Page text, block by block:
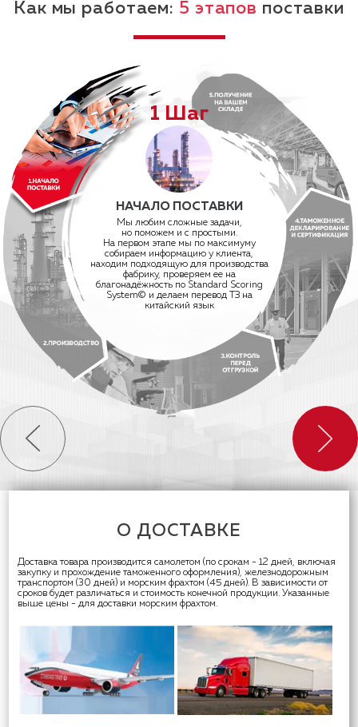
Как мы работаем: 5 этапов поставки
1 Шаг
НАЧАЛО ПОСТАВКИ
Мы любим сложные задачи,
но поможем и с простыми.
На первом этапе мы по максимуму
собираем информацию у клиента,
находим подходящую для производства
фабрику, проверяем ее на
благонадёжность по Standard Scoring
System© и делаем перевод ТЗ на
китайский язык
О ДОСТАВКЕ
Доставка товара производится самолетом (по срокам - 12 дней, включая
закупку и прохождение таможенного оформления), железнодорожным
транспортом (30 дней) и морским фрахтом (45 дней). В зависимости от
сроков будет различаться и стоимость конечной продукции. Указанные
выше цены - для доставки морским фрахтом.